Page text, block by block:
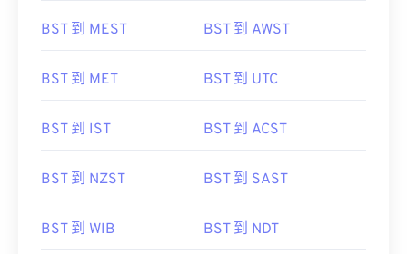
BST 到 MEST BST 到 AWST
BST 到 MET BST 到 UTC
BST 到 IST BST 到 ACST
BST 到 NZST BST 到 SAST
BST 到 WIB BST 到 NDT